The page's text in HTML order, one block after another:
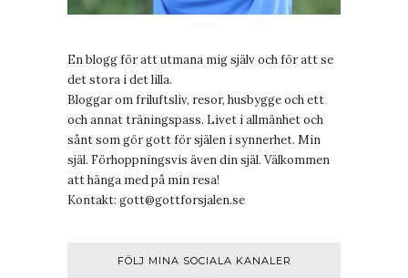
En blogg för att utmana mig själv och för att se
det stora i det lilla.
Bloggar om friluftsliv, resor, husbygge och ett
och annat träningspass. Livet i allmänhet och
sånt som gör gott för själen i synnerhet. Min
själ. Förhoppningsvis även din själ. Välkommen
att hänga med på min resa!
Kontakt: gott@gottforsjalen.se
FÖLJ MINA SOCIALA KANALER